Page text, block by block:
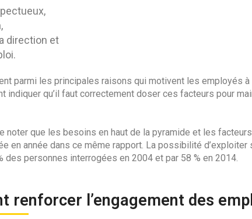
direction et
parmi les principales raisons qui motivent les employés
indiquer qu’il faut correctement doser ces facteurs pour
noter que les besoins en haut de la pyramide et les
en année dans ce même rapport. La possibilité
des personnes interrogées en 2004 et par 58 % en 2014.
renforcer l’engagement des